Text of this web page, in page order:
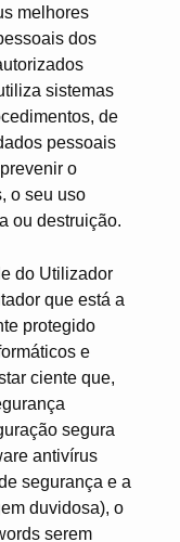
melhores
dos
sistemas
de
pessoais
o
o seu uso
ou destruição.
do Utilizador
que está a
protegido
e
ciente que,
segura
antivírus
segurança e a
duvidosa), o
serem